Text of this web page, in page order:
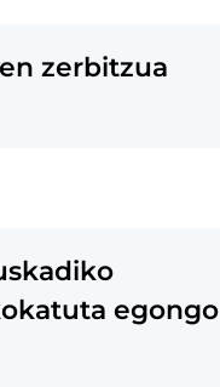
zerbitzua
egongo